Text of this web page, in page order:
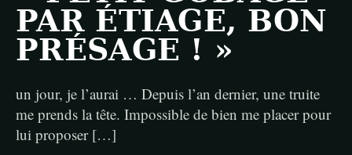
PAR ÉTIAGE, BON
PRÉSAGE ! »
un jour, je l’aurai … Depuis l’an dernier, une truite
me prends la tête. Impossible de bien me placer pour
lui proposer […]